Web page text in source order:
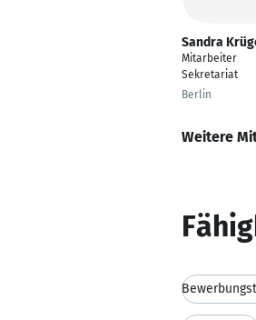
Sandra
Mitarbeiter
Sekretariat
Berlin
Weitere